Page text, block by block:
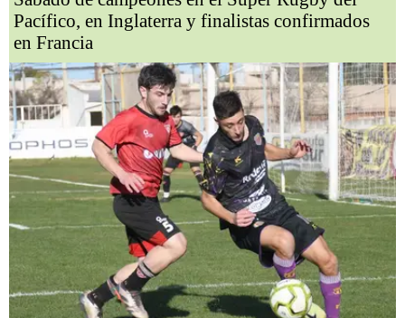
Pacífico, en Inglaterra y finalistas confirmados
en Francia